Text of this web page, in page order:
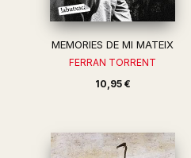
MEMORIES DE MI MATEIX
FERRAN TORRENT
10,95 €